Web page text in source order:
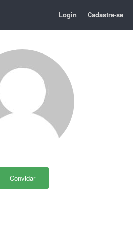
Login Cadastre-se
Convidar